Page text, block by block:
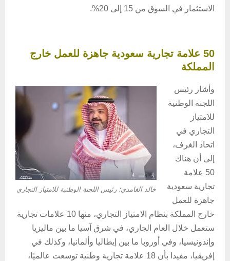
الاستثمار في السوق من 15 إلى 20%.
50 علامة تجارية سعودية جاهزة للعمل خارج
المملكة
خالد الغامدي؛ رئيس اللجنة الوطنية للامتياز التجاري
وأشار رئيس
اللجنة الوطنية
للامتياز
التجاري في
اتحاد الغرف،
إلى أن هناك
50 علامة
تجارية سعودية
جاهزة للعمل
خارج المملكة بنظام الامتياز التجاري، منها 10 علامات تجارية
ستعمل خلال العام الجاري، في شرق آسيا ما بين ماليزيا
وإندونيسيا، وفي أوروبا ما بين إيطاليا وألمانيا، وكذلك في
إفريقيا، مفيدا بأن 18 علامة تجارية وطنية توسعت عالميًا،